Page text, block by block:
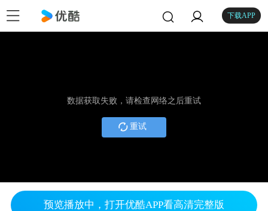
下载APP
数据获取失败，请检查网络之后重试
重试
预览播放中，打开优酷APP看高清完整版